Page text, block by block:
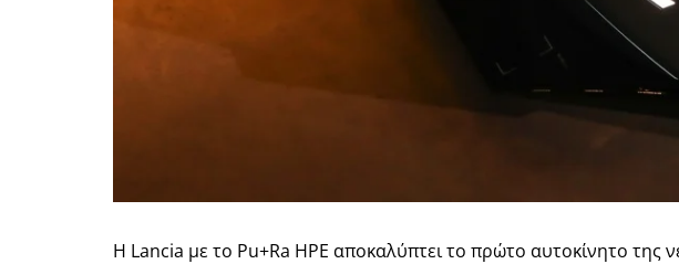
Η Lancia με το Pu+Ra HPE αποκαλύπτει το πρώτο αυτοκίνητο της